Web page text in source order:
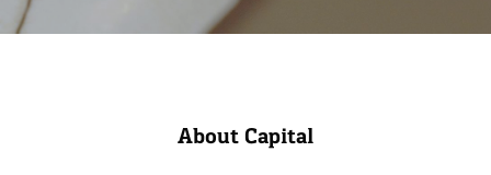
About Capital